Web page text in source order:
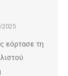
2025
εόρτασε τη